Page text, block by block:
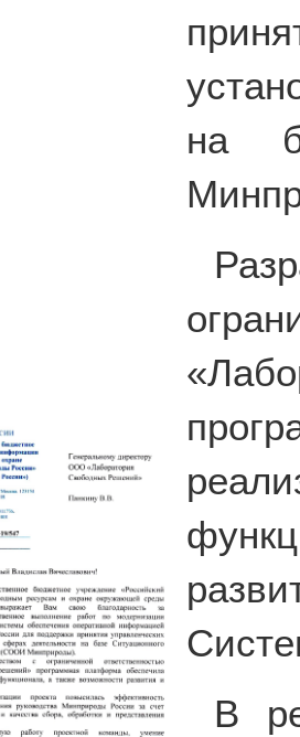
на
В